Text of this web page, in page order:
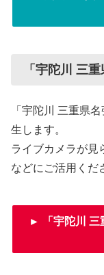
「宇陀川 三
「宇陀川 三重県
生します。
ライブカメラが見
などにご活用くだ
► 「宇陀川 三